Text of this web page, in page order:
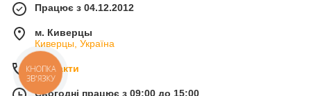
Працює з 04.12.2012
м. Киверцы
Киверцы, Україна
Контакти
Сьогодні працює з 09:00 до 15:00
КНОПКА
ЗВ'ЯЗКУ